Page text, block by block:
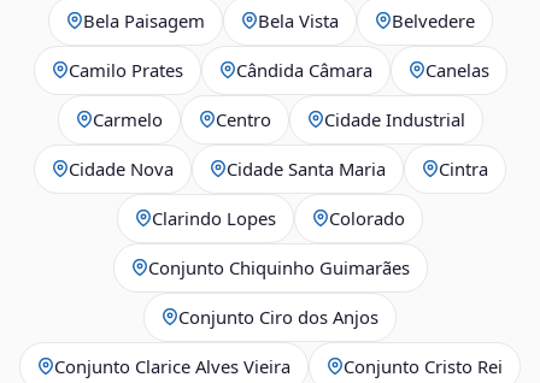
Bela Paisagem Bela Vista Belvedere
Camilo Prates Cândida Câmara Canelas
Carmelo Centro Cidade Industrial
Cidade Nova Cidade Santa Maria Cintra
Clarindo Lopes Colorado
Conjunto Chiquinho Guimarães
Conjunto Ciro dos Anjos
Conjunto Clarice Alves Vieira Conjunto Cristo Rei